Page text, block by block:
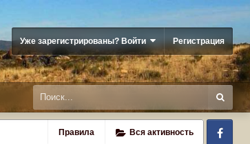
Уже зарегистрированы? Войти Регистрация
Правила Вся активность